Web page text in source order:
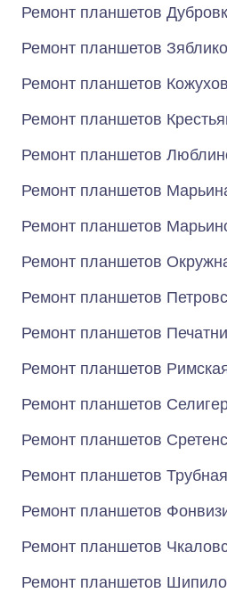
Ремонт планшетов
Ремонт планшетов
Ремонт планшетов
Ремонт планшетов
Ремонт планшетов
Ремонт планшетов
Ремонт планшетов
Ремонт планшетов
Ремонт планшетов
Ремонт планшетов
Ремонт планшетов
Ремонт планшетов
Ремонт планшетов
Ремонт планшетов Трубная
Ремонт планшетов
Ремонт планшетов
Ремонт планшетов